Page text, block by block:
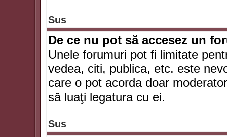
Sus
De ce nu pot să accesez un
Unele forumuri pot fi limitate
vedea, citi, publica, etc. este
care o pot acorda doar
să luaţi legatura cu ei.
Sus